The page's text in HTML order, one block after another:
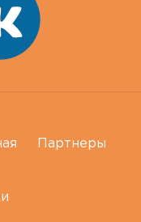
Партнеры